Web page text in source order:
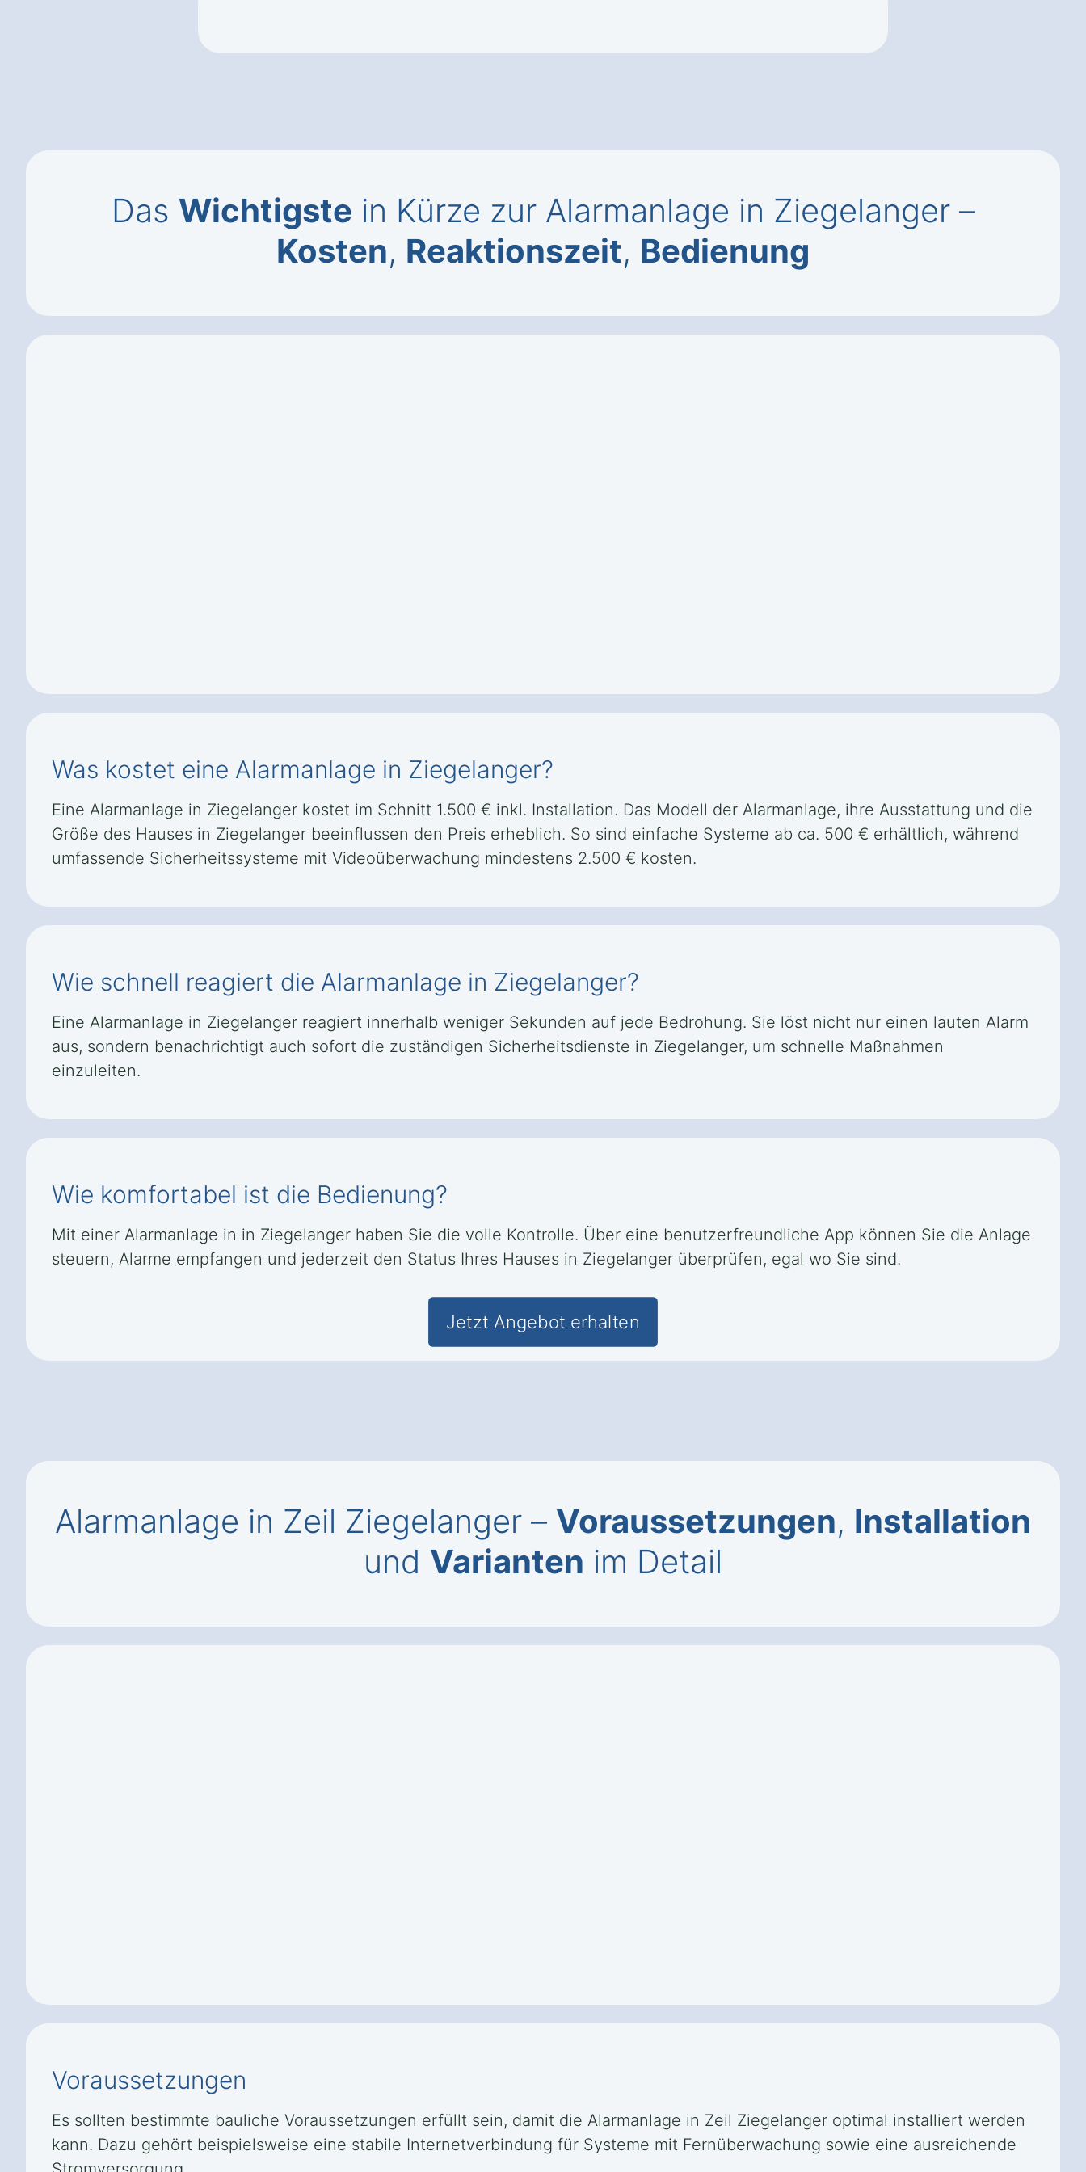
Das Wichtigste in Kürze zur Alarmanlage in Ziegelanger –
Kosten, Reaktionszeit, Bedienung
Was kostet eine Alarmanlage in Ziegelanger?
Eine Alarmanlage in Ziegelanger kostet im Schnitt 1.500 € inkl. Installation. Das Modell der Alarmanlage, ihre Ausstattung und die
Größe des Hauses in Ziegelanger beeinflussen den Preis erheblich. So sind einfache Systeme ab ca. 500 € erhältlich, während
umfassende Sicherheitssysteme mit Videoüberwachung mindestens 2.500 € kosten.
Wie schnell reagiert die Alarmanlage in Ziegelanger?
Eine Alarmanlage in Ziegelanger reagiert innerhalb weniger Sekunden auf jede Bedrohung. Sie löst nicht nur einen lauten Alarm
aus, sondern benachrichtigt auch sofort die zuständigen Sicherheitsdienste in Ziegelanger, um schnelle Maßnahmen
einzuleiten.
Wie komfortabel ist die Bedienung?
Mit einer Alarmanlage in in Ziegelanger haben Sie die volle Kontrolle. Über eine benutzerfreundliche App können Sie die Anlage
steuern, Alarme empfangen und jederzeit den Status Ihres Hauses in Ziegelanger überprüfen, egal wo Sie sind.
Jetzt Angebot erhalten
Alarmanlage in Zeil Ziegelanger – Voraussetzungen, Installation
und Varianten im Detail
Voraussetzungen
Es sollten bestimmte bauliche Voraussetzungen erfüllt sein, damit die Alarmanlage in Zeil Ziegelanger optimal installiert werden
kann. Dazu gehört beispielsweise eine stabile Internetverbindung für Systeme mit Fernüberwachung sowie eine ausreichende